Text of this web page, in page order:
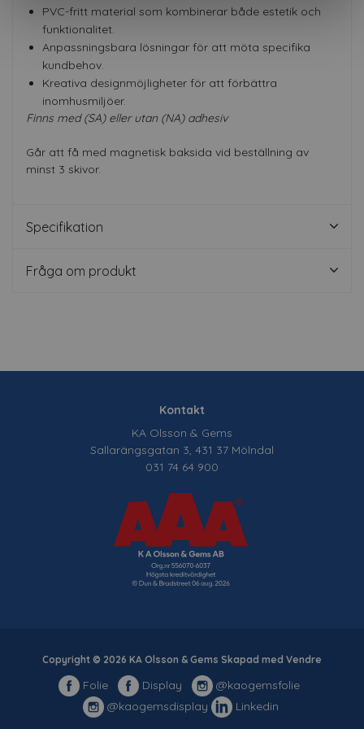
PVC-fritt material som kombinerar både estetik och
funktionalitet.
Anpassningsbara lösningar för att möta specifika
kundbehov.
Kreativa designmöjligheter för att förbättra
inomhusmiljöer.
Finns med (SA) eller utan (NA) adhesiv
Går att få med magnetisk baksida vid beställning av
minst 3 skivor.
Specifikation
Fråga om produkt
Kontakt
KA Olsson & Gems
Sallarängsgatan 3, 431 37 Mölndal
031 74 64 900
Copyright © 2026 KA Olsson & Gems Skapad med Vendre
Folie Display
@kaogemsfolie
@kaogemsdisplay
Linkedin